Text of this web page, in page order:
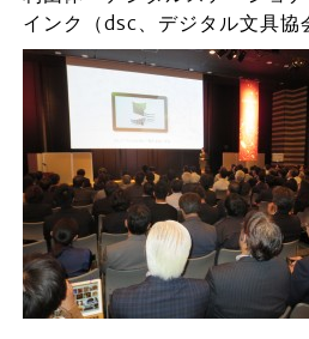
インク（dsc、デジタル文具協